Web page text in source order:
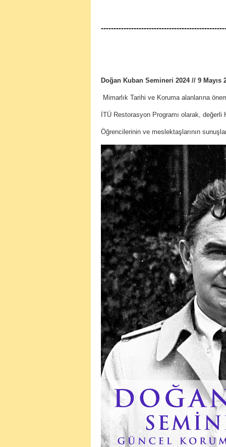
Doğan Kuban Semineri 2024 // 9 Mayıs
Mimarlık Tarihi ve Koruma alanlarına
İTÜ Restorasyon Programı olarak,
Öğrencilerinin ve meslektaşlarının